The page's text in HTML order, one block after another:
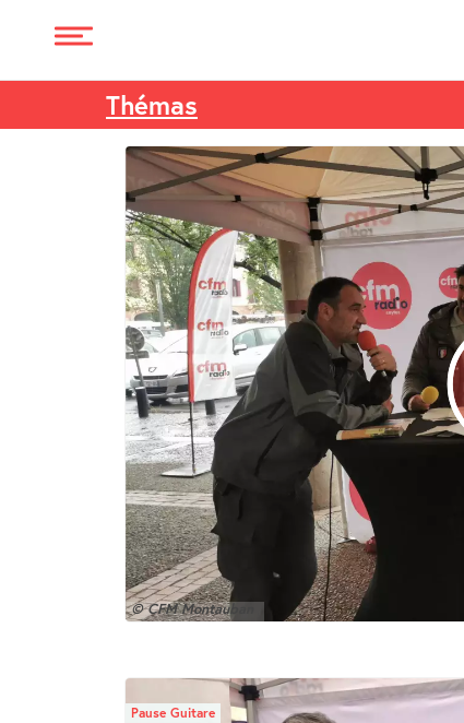
Thémas
© CFM Montauban
Pause Guitare